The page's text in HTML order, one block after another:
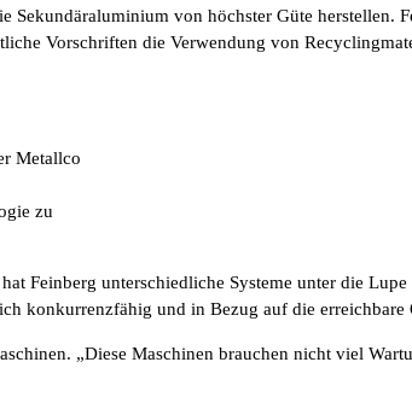
Sekundäraluminium von höchster Güte
Vorschriften die Verwendung von
Metallco
zu
Feinberg unterschiedliche Systeme unter die
konkurrenzfähig und in Bezug auf die
„Diese Maschinen brauchen nicht viel